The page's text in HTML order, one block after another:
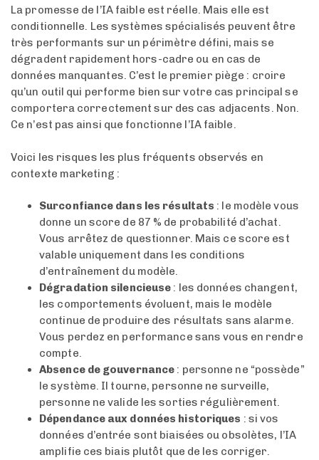
La promesse de l’IA faible est réelle. Mais elle est
conditionnelle. Les systèmes spécialisés peuvent être
très performants sur un périmètre défini, mais se
dégradent rapidement hors-cadre ou en cas de
données manquantes. C’est le premier piège : croire
qu’un outil qui performe bien sur votre cas principal se
comportera correctement sur des cas adjacents. Non.
Ce n’est pas ainsi que fonctionne l’IA faible.
Voici les risques les plus fréquents observés en
contexte marketing :
Surconfiance dans les résultats : le modèle vous
donne un score de 87 % de probabilité d’achat.
Vous arrêtez de questionner. Mais ce score est
valable uniquement dans les conditions
d’entraînement du modèle.
Dégradation silencieuse : les données changent,
les comportements évoluent, mais le modèle
continue de produire des résultats sans alarme.
Vous perdez en performance sans vous en rendre
compte.
Absence de gouvernance : personne ne “possède”
le système. Il tourne, personne ne surveille,
personne ne valide les sorties régulièrement.
Dépendance aux données historiques : si vos
données d’entrée sont biaisées ou obsolètes, l’IA
amplifie ces biais plutôt que de les corriger.